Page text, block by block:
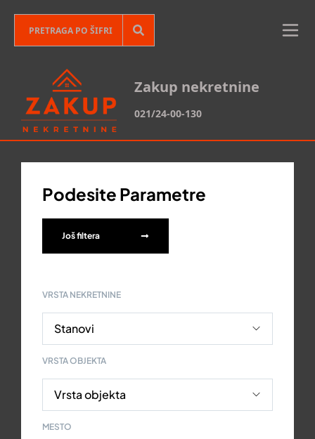
Zakup nekretnine
021/24-00-130
Podesite Parametre
Još filtera
VRSTA NEKRETNINE
VRSTA OBJEKTA
MESTO